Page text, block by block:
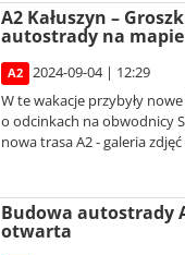
A2 Kałuszyn –
autostrady na
A2
2024-09-04 | 12:29
W te wakacje przybyły
o odcinkach na obwodnicy
nowa trasa A2 - galeria
Budowa autostrady
otwarta